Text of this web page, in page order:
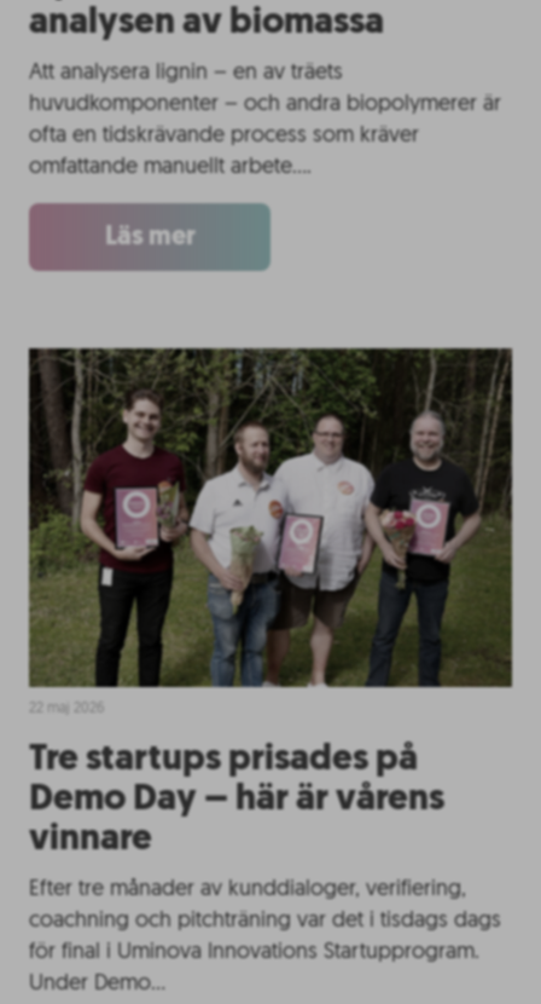
analysen av biomassa
Att analysera lignin – en av träets
huvudkomponenter – och andra biopolymerer är
ofta en tidskrävande process som kräver
omfattande manuellt arbete….
Läs mer
Tre startups prisades på
Demo Day – här är vårens
vinnare
Efter tre månader av kunddialoger, verifiering,
coachning och pitchträning var det i tisdags dags
för final i Uminova Innovations Startupprogram.
Under Demo…